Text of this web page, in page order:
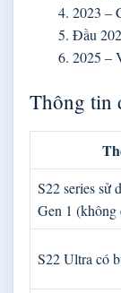
2023 –
Đầu
2025 –
Thông tin
S22 series sử
Gen 1
S22 Ultra có